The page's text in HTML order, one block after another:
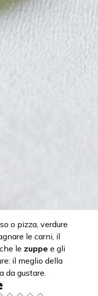
o pizza, verdure
le carni, il
le zuppe e gli
il meglio della
da gustare.